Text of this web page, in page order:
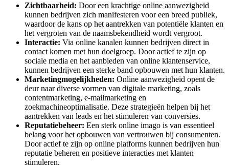
Zichtbaarheid: Door een krachtige online aanwezigheid
kunnen bedrijven zich manifesteren voor een breed publiek,
waardoor de kans op het aantrekken van potentiële klanten en
het vergroten van de naamsbekendheid wordt vergroot.
Interactie: Via online kanalen kunnen bedrijven direct in
contact komen met hun doelgroep. Door actief te zijn op
sociale media en het aanbieden van online klantenservice,
kunnen bedrijven een sterke band opbouwen met hun klanten.
Marketingmogelijkheden: Online aanwezigheid opent de
deur naar diverse vormen van digitale marketing, zoals
contentmarketing, e-mailmarketing en
zoekmachineoptimalisatie. Deze strategieën helpen bij het
aantrekken van leads en het stimuleren van conversies.
Reputatiebeheer: Een sterk online imago is van essentieel
belang voor het opbouwen van vertrouwen bij consumenten.
Door actief te zijn op online platforms kunnen bedrijven hun
reputatie beheren en positieve interacties met klanten
stimuleren.